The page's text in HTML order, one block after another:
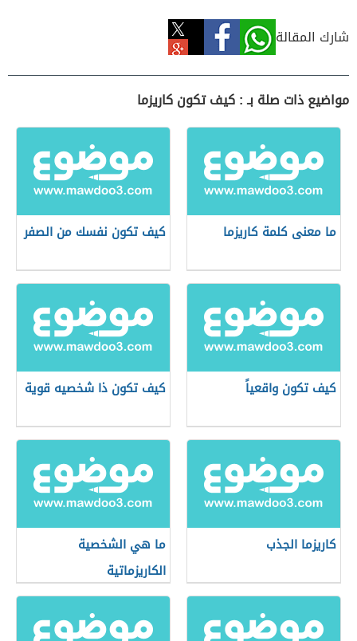
شارك المقالة
مواضيع ذات صلة بـ : كيف تكون كاريزما
ما معنى كلمة كاريزما كيف تكون نفسك من الصفر
كيف تكون واقعياً كيف تكون ذا شخصيه قوية
كاريزما الجذب
ما هي الشخصية
الكاريزماتية